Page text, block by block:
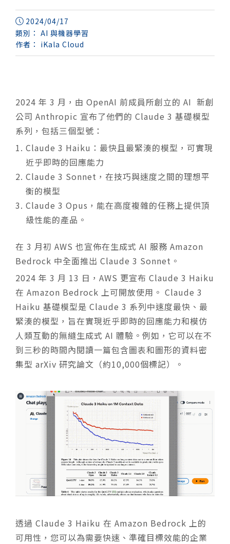
2024/04/17
類別： AI 與機器學習
作者： iKala Cloud
2024 年 3 月，由 OpenAI 前成員所創立的 AI 新創
公司 Anthropic 宣布了他們的 Claude 3 基礎模型
系列，包括三個型號：
Claude 3 Haiku：最快且最緊湊的模型，可實現
近乎即時的回應能力
Claude 3 Sonnet，在技巧與速度之間的理想平
衡的模型
Claude 3 Opus，能在高度複雜的任務上提供頂
級性能的產品。
在 3 月初 AWS 也宣佈在生成式 AI 服務 Amazon
Bedrock 中全面推出 Claude 3 Sonnet。
2024 年 3 月 13 日，AWS 更宣布 Claude 3 Haiku
在 Amazon Bedrock 上可開放使用。 Claude 3
Haiku 基礎模型是 Claude 3 系列中速度最快、最
緊湊的模型，旨在實現近乎即時的回應能力和模仿
人類互動的無縫生成式 AI 體驗。例如，它可以在不
到三秒的時間內閱讀一篇包含圖表和圖形的資料密
集型 arXiv 研究論文（約10,000個標記）。
透過 Claude 3 Haiku 在 Amazon Bedrock 上的
可用性，您可以為需要快速、準確目標效能的企業